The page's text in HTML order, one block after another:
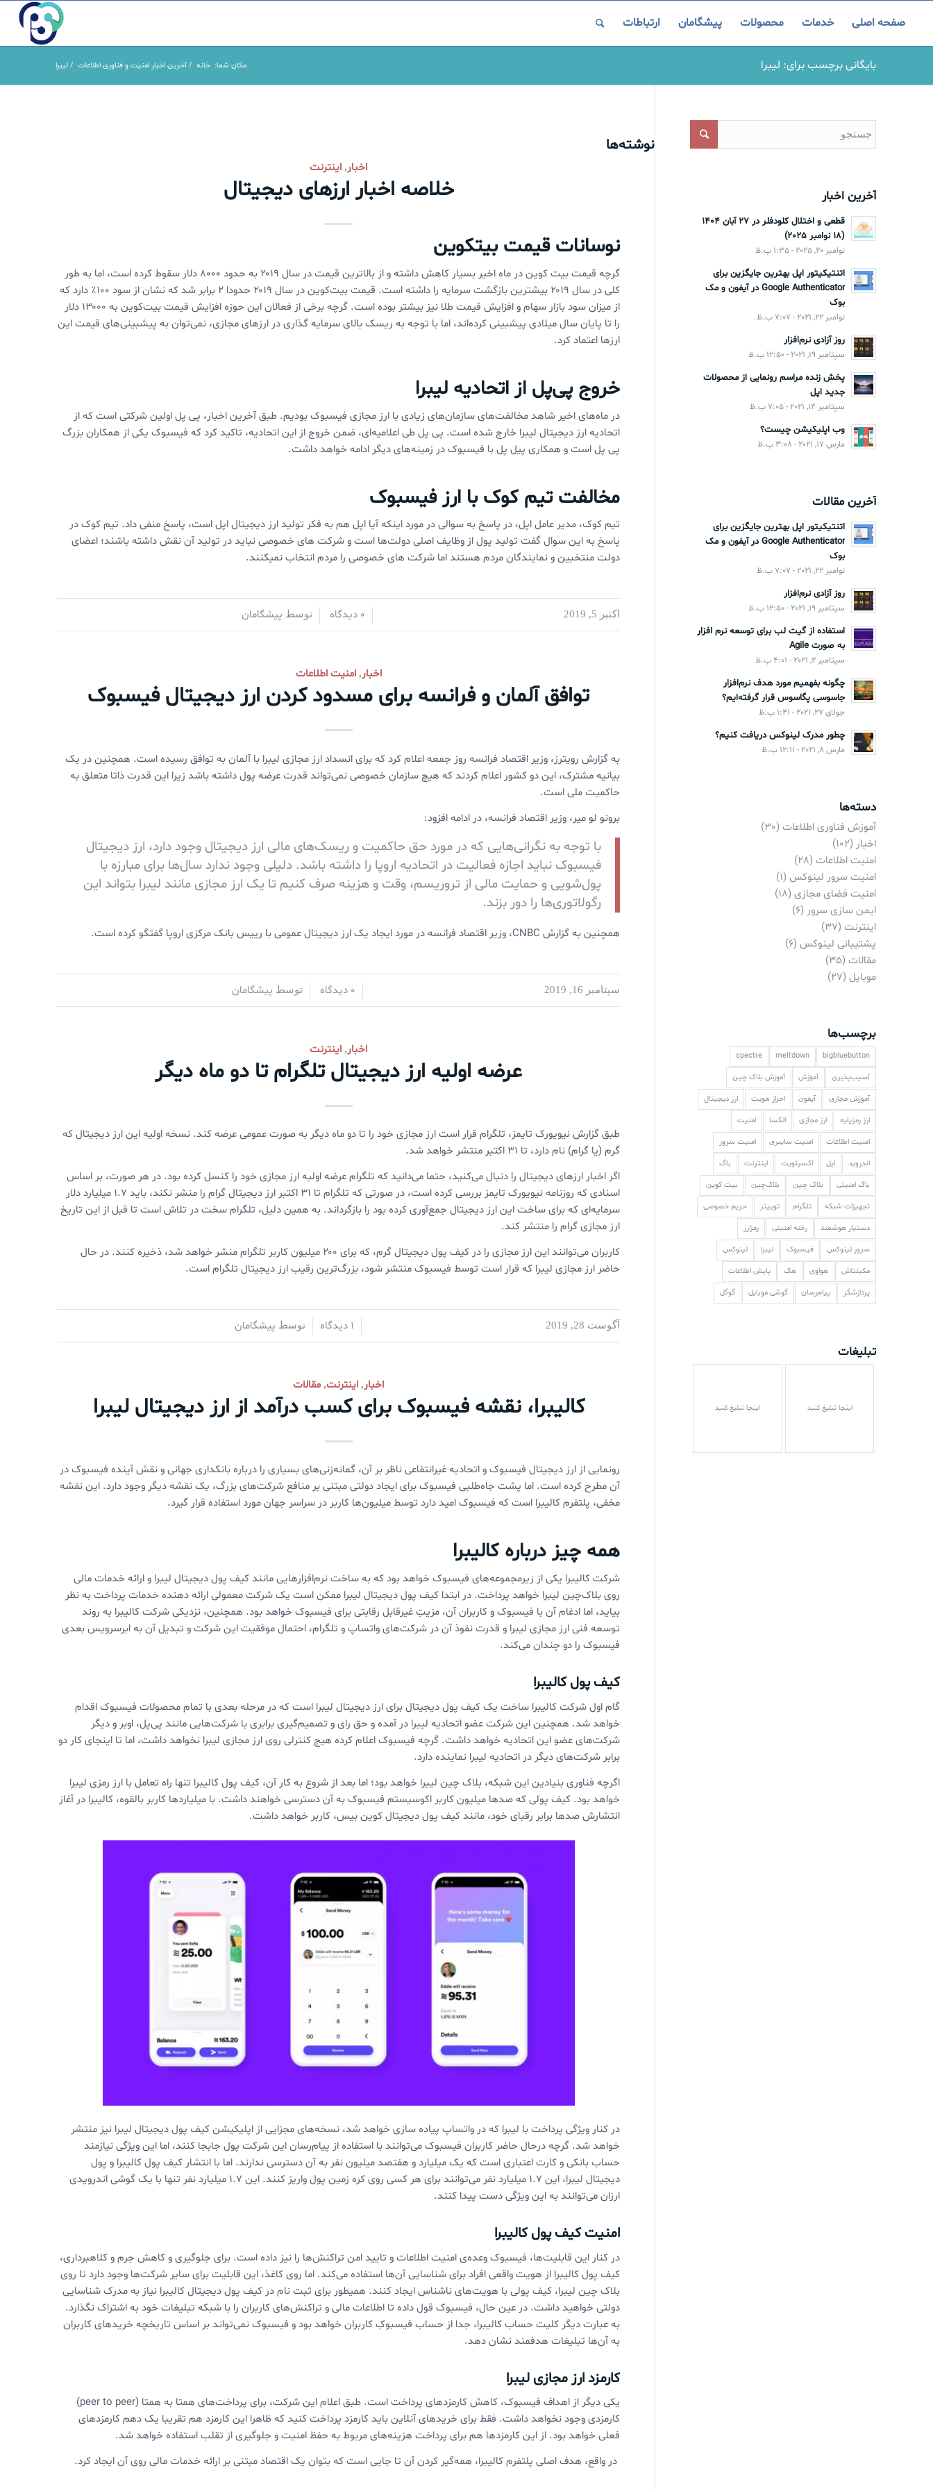
صفحه اصلی خدمات محصولات پیشگامان ارتباطات
بایگانی برچسب برای: لیبرا مکان شما: خانه / آخرین اخبار امنیت و فناوری اطلاعات / لیبرا
نوشته‌ها
اخبار, اینترنت
خلاصه اخبار ارزهای دیجیتال
نوسانات قیمت بیتکوین
گرچه قیمت بیت کوین در ماه اخیر بسیار کاهش داشته و از بالاترین قیمت در سال ۲۰۱۹ به حدود ۸۰۰۰ دلار سقوط کرده است، اما به طور
کلی در سال ۲۰۱۹ بیشترین بازگشت سرمایه را داشته است. قیمت بیت‌کوین در سال ۲۰۱۹ حدودا ۲ برابر شد که نشان از سود ۱۰۰٪ دارد که
از میزان سود بازار سهام و افزایش قیمت طلا نیز بیشتر بوده است. گرچه برخی از فعالان این حوزه افزایش قیمت بیت‌کوین به ۱۳۰۰۰ دلار
را تا پایان سال میلادی پیشبینی کرده‌اند،‌ اما با توجه به ریسک بالای سرمایه گذاری در ارزهای مجازی، نمی‌توان به پیشبینی‌های قیمت این
ارزها اعتماد کرد.
خروج پی‌پل از اتحادیه لیبرا
در ماه‌های اخیر شاهد مخالفت‌های سازمان‌های زیادی با ارز مجازی فیسبوک بودیم. طبق آخرین اخبار، پی پل اولین شرکتی است که از
اتحادیه ارز دیجیتال لیبرا خارج شده است. پی پل طی اعلامیه‌ای، ضمن خروج از این اتحادیه، تاکید کرد که فیسبوک یکی از همکاران بزرگ
پی پل است و همکاری پیل پل با فیسبوک در زمینه‌های دیگر ادامه خواهد داشت.
مخالفت تیم کوک با ارز فیسبوک
تیم کوک، مدیر عامل اپل،‌ در پاسخ به سوالی در مورد اینکه آیا اپل هم به فکر تولید ارز دیجیتال اپل است، پاسخ منفی داد. تیم کوک در
پاسخ به این سوال گفت تولید پول از وظایف اصلی دولت‌ها است و شرکت های خصوصی نباید در تولید آن نقش داشته باشند؛ اعضای
دولت منتخبین و نمایندگان مردم هستند اما شرکت های خصوصی را مردم انتخاب نمیکنند.
اکتبر 5, 2019 0 دیدگاه
/ توسط پیشگامان
اخبار,امنیت اطلاعات
توافق آلمان و فرانسه برای مسدود کردن ارز دیجیتال فیسبوک
به گزارش رویترز، وزیر اقتصاد فرانسه روز جمعه اعلام کرد که برای انسداد ارز مجازی لیبرا با آلمان به توافق رسیده است. همچنین در یک
بیانیه مشترک، این دو کشور اعلام کردند که هیچ سازمان خصوصی نمی‌تواند قدرت عرضه پول داشته باشد زیرا این قدرت ذاتا متعلق به
حاکمیت ملی است.
برونو لو میر، وزیر اقتصاد فرانسه، در ادامه افزود:
با توجه به نگرانی‌هایی که در مورد حق حاکمیت و ریسک‌های مالی ارز دیجیتال وجود دارد، ارز دیجیتال
فیسبوک نباید اجازه فعالیت در اتحادیه اروپا را داشته باشد. دلیلی وجود ندارد سال‌ها برای مبارزه با
پول‌شویی و حمایت مالی از تروریسم، وقت و هزینه صرف کنیم تا یک ارز مجازی مانند لیبرا بتواند این
رگولاتوری‌ها را دور بزند.
همچنین به گزارش CNBC، وزیر اقتصاد فرانسه در مورد ایجاد یک ارز دیجیتال عمومی با رییس بانک مرکزی اروپا گفتگو کرده است.
سپتامبر 16, 2019 0 دیدگاه
/ توسط پیشگامان
اخبار, اینترنت
عرضه اولیه ارز دیجیتال تلگرام تا دو ماه دیگر
طبق گزارش نیویورک تایمز، تلگرام قرار است ارز مجازی خود را تا دو ماه دیگر به صورت عمومی عرضه کند. نسخه اولیه این ارز دیجیتال که
گرم (یا گرام) نام دارد، تا ۳۱ اکتبر منتشر خواهد شد.
اگر اخبار ارزهای دیجیتال را دنبال می‌کنید، حتما می‌دانید که تلگرام عرضه اولیه ارز مجازی خود را کنسل کرده بود. در هر صورت، بر اساس
اسنادی که روزنامه نیویورک تایمز بررسی کرده است، در صورتی که تلگرام تا ۳۱ اکتبر ارز دیجیتال گرام را منشر نکند، باید ۱.۷ میلیارد دلار
سرمایه‌ای که برای ساخت این ارز دیجیتال جمع‌آوری کرده بود را بازگرداند. به همین دلیل، تلگرام سخت در تلاش است تا قبل از این تاریخ
ارز مجازی گرام را منتشر کند.
کاربران می‌توانند این ارز مجازی را در کیف پول دیجیتال گرم، که برای ۲۰۰ میلیون کاربر تلگرام منشر خواهد شد،‌ ذخیره کنند. در حال
حاضر ارز مجازی لیبرا که قرار است توسط فیسبوک منتشر شود، بزرگ‌ترین رقیب ارز دیجیتال تلگرام است.
آگوست 28, 2019 1 دیدگاه توسط پیشگامان
اخبار, اینترنت,مقالات
کالیبرا، نقشه فیسبوک برای کسب درآمد از ارز دیجیتال لیبرا
رونمایی از ارز دیجیتال فیسبوک و اتحادیه غیرانتفاعی ناظر بر آن، گمانه‌زنی‌های بسیاری را درباره بانکداری جهانی و نقش آینده فیسبوک در
آن مطرح کرده است. اما پشت جاه‌طلبی فیسبوک برای ایجاد دولتی مبتنی بر منافع شرکت‌های بزرگ، یک نقشه دیگر وجود دارد. این نقشه
مخفی، پلتفرم کالیبرا است که فیسبوک امید دارد توسط میلیون‌ها کاربر در سراسر جهان مورد استفاده قرار گیرد.
همه چیز درباره کالیبرا
شرکت کالیبرا یکی از زیرمجموعه‌های فیسبوک خواهد بود که به ساخت نرم‌افزارهایی مانند کیف پول دیجیتال لیبرا و ارائه خدمات مالی
روی بلاک‌چین لیبرا خواهد پرداخت. در ابتدا کیف پول دیجیتال لیبرا ممکن است یک شرکت معمولی ارائه دهنده خدمات پرداخت به نظر
بیاید، اما ادغام آن با فیسبوک و کاربران آن،‌ مزیتِ غیرقابل رقابتی برای فیسبوک خواهد بود. همچنین، نزدیکی شرکت کالیبرا به روند
توسعه فنی ارز مجازی لیبرا و قدرت نفوذ آن در شرکت‌های واتساپ و تلگرام، احتمال موفقیت این شرکت و تبدیل آن به ابرسرویس بعدی
فیسبوک را دو چندان می‌کند.
کیف پول کالیبرا
گام اول شرکت کالیبرا ساخت یک کیف پول دیجیتال برای ارز دیجیتال لیبرا است که در مرحله بعدی با تمام محصولات فیسبوک اقدام
خواهد شد. همچنین این شرکت عضو اتحادیه لیبرا در آمده و حق رای و تصمیم‌گیری برابری با شرکت‌هایی مانند پی‌پل، اوبر و دیگر
شرکت‌های عضو این اتحادیه خواهد داشت. گرچه فیسبوک اعلام کرده هیج کنترلی روی ارز مجازی لیبرا نخواهد داشت، اما تا اینجای کار دو
برابر شرکت‌های دیگر در اتحادیه لیبرا نماینده دارد.
اگرچه فناوری بنیادین این شبکه، بلاک چین لیبرا خواهد بود؛ اما بعد از شروع به کار آن، کیف پول کالیبرا تنها راه تعامل با ارز رمزی لیبرا
خواهد بود. کیف پولی که صدها میلیون کاربر اکوسیستم فیسبوک به آن دسترسی خواهند داشت. با میلیاردها کاربر بالقوه، کالیبرا در آغاز
انتشارش صدها برابر رقبای خود، مانند کیف پول دیجیتال کوین بیس، کاربر خواهد داشت.
در کنار ویژگی پرداخت با لیبرا که در واتساپ پیاده سازی خواهد شد، نسخه‌های مجزایی از اپلیکیشن کیف پول دیجیتال لیبرا نیز منتشر
خواهد شد. گرچه درحال حاضر کاربران فیسبوک می‌توانند با استفاده از پیام‌رسان این شرکت پول جابجا کنند، اما این ویژگی نیازمند
حساب بانکی و کارت اعتباری است که یک میلیارد و هفتصد میلیون نفر به آن دسترسی ندارند. اما با انتشار کیف پول کالیبرا و پول
دیجیتال لیبرا، این ۱.۷ میلیارد نفر می‌توانند برای هر کسی روی کره زمین پول واریز کنند. این ۱.۷ میلیارد نفر تنها با یک گوشی اندرویدی
ارزان می‌توانند به این ویژگی دست پیدا کنند.
امنیت کیف پول کالیبرا
در کنار این قابلیت‌ها، فیسبوک وعده‌ی امنیت اطلاعات و تایید امن تراکنش‌ها را نیز داده است. برای جلوگیری و کاهش جرم و کلاهبرداری،
کیف پول کالیبرا از هویت واقعی افراد برای شناسایی آن‌ها استفاده می‌کند. اما روی کاغذ، این قابلیت برای سایر شرکت‌ها وجود دارد تا روی
بلاک‌ چین لیبرا، کیف پولی با هویت‌های ناشناس ایجاد کنند. همیطور برای ثبت نام در کیف پول دیجیتال کالیبرا نیاز به مدرک شناسایی
دولتی خواهید داشت. در عین حال،‌ فیسبوک قول داده تا اطلاعات مالی و تراکنش‌های کاربران را با شبکه تبلیغات خود به اشتراک نگذارد.
به عبارت دیگر کلیت حساب کالیبرا، جدا از حساب فیسبوکِ کاربران خواهد بود و فیسبوک نمی‌تواند بر اساس تاریخچه خریدهای کاربران
به آن‌ها تبلیغات هدفمند نشان دهد.
کارمزد ارز مجازی لیبرا
یکی دیگر از اهداف فیسبوک، کاهش کارمزدهای پرداخت است. طبق اعلام این شرکت، برای پرداخت‌های همتا به همتا (peer to peer)
کارمزدی وجود نخواهد داشت. فقط برای خریدهای آنلاین باید کارمزد پرداخت کنید که ظاهرا این کارمزد هم تقریبا یک دهم کارمزدهای
فعلی خواهد بود. از این کارمزدها هم برای پرداخت هزینه‌های مربوط به حفظ امنیت و جلوگیری از تقلب استفاده خواهد شد.
در واقع، هدف اصلی پلتفرم کالیبرا، همه‌گیر کردن آن تا جایی است که بتوان یک اقتصاد مبتنی بر ارائه خدمات مالی روی آن ایجاد کرد.
آخرین اخبار
قطعی و اختلال کلودفلر در 27 آبان 1404
(18 نوامبر 2025)
نوامبر 20, 2025 - 1:35 ب.ظ
اتنتیکیتور اپل بهترین جایگزین برای
Google Authenticator در آیفون و مک
بوک
نوامبر 22, 2021 - 7:07 ب.ظ
روز آزادی نرم‌افزار
سپتامبر 19, 2021 - 12:50 ب.ظ
پخش زنده مراسم رونمایی از محصولات
جدید اپل
سپتامبر 14, 2021 - 7:05 ب.ظ
وب اپلیکیشن چیست؟
مارس 17, 2021 - 3:08 ب.ظ
آخرین مقالات
اتنتیکیتور اپل بهترین جایگزین برای
Google Authenticator در آیفون و مک
بوک
نوامبر 22, 2021 - 7:07 ب.ظ
روز آزادی نرم‌افزار
سپتامبر 19, 2021 - 12:50 ب.ظ
استفاده از گیت لب برای توسعه نرم افزار
به صورت Agile
سپتامبر 2, 2021 - 4:01 ب.ظ
چگونه بفهمیم مورد هدف نرم‌افزار
جاسوسی پگاسوس قرار گرفته‌ایم؟
جولای 27, 2021 - 1:41 ب.ظ
چطور مدرک لینوکس دریافت کنیم؟
مارس 8, 2021 - 12:11 ب.ظ
دسته‌ها
آموزش فناوری اطلاعات (30)
اخبار (102)
امنیت اطلاعات (28)
امنیت سرور لینوکس (1)
امنیت فضای مجازی (18)
ایمن سازی سرور (6)
اینترنت (37)
پشتیبانی لینوکس (6)
مقالات (35)
موبایل (27)
برچسب‌ها
bigbluebutton
meltdown
spectre
آسیب‌پذیری آموزش آموزش بلاک چین
آموزش مجازی آیفون احراز هویت ارز دیجیتال
ارز رمزپایه ارز مجازی الکسا امنیت
امنیت اطلاعات امنیت سایبری امنیت سرور
اندروید اپل اکسپلویت اینترنت باگ
باگ امنیتی بلاک چین بلاک‌چین بیت کوین
تجهیزات شبکه تلگرام توییتر حریم خصوصی
دستیار هوشمند رخنه امنیتی رمزارز
سرور لینوکس فیسبوک لیبرا لینوکس
مکینتاش هواوی هک پایش اطلاعات
پردازشگر پیام‌رسان گوشی موبایل گوگل
تبلیغات
اینجا تبلیغ کنید اینجا تبلیغ کنید